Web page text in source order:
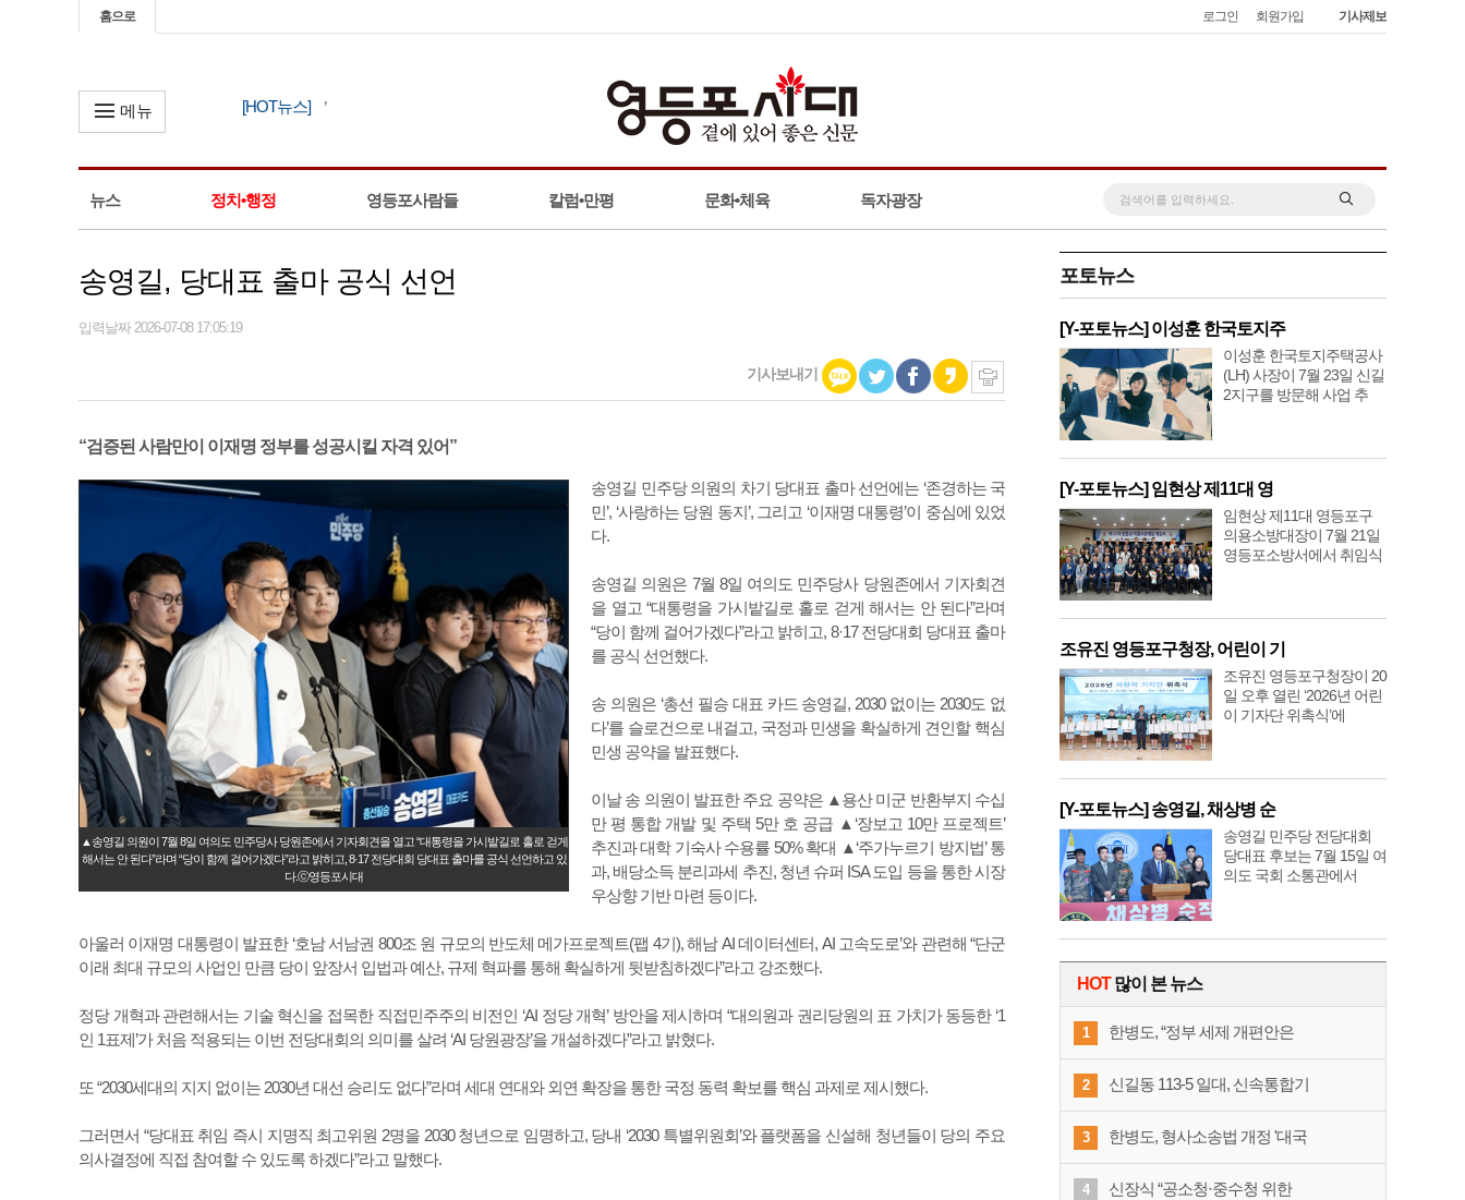
홈으로 로그인 회원가입 기사제보
[HOT뉴스] 한병도, “정부 세제 개편안은 조세 정상화 방안”
메뉴
뉴스 정치•행정 영등포사람들 칼럼•만평 문화•체육 독자광장
송영길, 당대표 출마 공식 선언
입력날짜 2026-07-08 17:05:19
기사보내기
“검증된 사람만이 이재명 정부를 성공시킬 자격 있어”
▲송영길 의원이 7월 8일 여의도 민주당사 당원존에서 기자회견을 열고 “대통령을 가시밭길로 홀로 걷게
해서는 안 된다”라며 “당이 함께 걸어가겠다”라고 밝히고, 8·17 전당대회 당대표 출마를 공식 선언하고 있
다.ⓒ영등포시대
송영길 민주당 의원의 차기 당대표 출마 선언에는 ‘존경하는 국
민’, ‘사랑하는 당원 동지’, 그리고 ‘이재명 대통령’이 중심에 있었
다.
송영길 의원은 7월 8일 여의도 민주당사 당원존에서 기자회견
을 열고 “대통령을 가시밭길로 홀로 걷게 해서는 안 된다”라며
“당이 함께 걸어가겠다”라고 밝히고, 8·17 전당대회 당대표 출마
를 공식 선언했다.
송 의원은 ‘총선 필승 대표 카드 송영길, 2030 없이는 2030도 없
다’를 슬로건으로 내걸고, 국정과 민생을 확실하게 견인할 핵심
민생 공약을 발표했다.
이날 송 의원이 발표한 주요 공약은 ▲용산 미군 반환부지 수십
만 평 통합 개발 및 주택 5만 호 공급 ▲‘장보고 10만 프로젝트’
추진과 대학 기숙사 수용률 50% 확대 ▲‘주가누르기 방지법’ 통
과, 배당소득 분리과세 추진, 청년 슈퍼 ISA 도입 등을 통한 시장
우상향 기반 마련 등이다.
아울러 이재명 대통령이 발표한 ‘호남 서남권 800조 원 규모의 반도체 메가프로젝트(팹 4기), 해남 AI 데이터센터, AI 고속도로’와 관련해 “단군
이래 최대 규모의 사업인 만큼 당이 앞장서 입법과 예산, 규제 혁파를 통해 확실하게 뒷받침하겠다”라고 강조했다.
정당 개혁과 관련해서는 기술 혁신을 접목한 직접민주주의 비전인 ‘AI 정당 개혁’ 방안을 제시하며 “대의원과 권리당원의 표 가치가 동등한 ‘1
인 1표제’가 처음 적용되는 이번 전당대회의 의미를 살려 ‘AI 당원광장’을 개설하겠다”라고 밝혔다.
또 “2030세대의 지지 없이는 2030년 대선 승리도 없다”라며 세대 연대와 외연 확장을 통한 국정 동력 확보를 핵심 과제로 제시했다.
그러면서 “당대표 취임 즉시 지명직 최고위원 2명을 2030 청년으로 임명하고, 당내 ‘2030 특별위원회’와 플랫폼을 신설해 청년들이 당의 주요
의사결정에 직접 참여할 수 있도록 하겠다”라고 말했다.
포토뉴스
[Y-포토뉴스] 이성훈 한국토지주
이성훈 한국토지주택공사
(LH) 사장이 7월 23일 신길
2지구를 방문해 사업 추
[Y-포토뉴스] 임현상 제11대 영
임현상 제11대 영등포구
의용소방대장이 7월 21일
영등포소방서에서 취임식
조유진 영등포구청장, 어린이 기
조유진 영등포구청장이 20
일 오후 열린 ‘2026년 어린
이 기자단 위촉식’에
[Y-포토뉴스] 송영길, 채상병 순
송영길 민주당 전당대회
당대표 후보는 7월 15일 여
의도 국회 소통관에서
HOT많이 본 뉴스
1 한병도, “정부 세제 개편안은
2 신길동 113-5 일대, 신속통합기
3 한병도, 형사소송법 개정 '대국
4 신장식 “공소청·중수청 위한